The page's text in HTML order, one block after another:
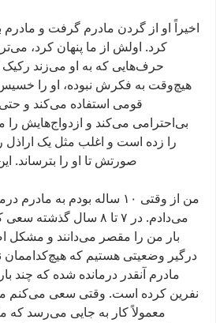
اخیراً او از گردن مادرم گرفت و مادرم
کرد. اولش از ما پنهان کرد،
حرف‌هایی که به او می‌زند رکیک
هیچ‌وقت به فکرش نبوده، او را
قومی استفاده می‌کند و حتی
بی‌احترامی می‌کند و ازدواج‌هایش را
را زده است و اغلب مثل یک اراذل
صورتش تا او را بترساند.
من از وقتی ۱۰ ساله بودم به مادرم
می‌دادم. در ۷تا ۸ سال گذشته سعی
بار من را مقصر می‌دانند و مشکل
درگیر وضعیتی هستیم که هیچ‌کداممان
مادرم آنقدر درمانده شده که چند بار
نفرین کرده است. وقتی سعی می‌کنم
معمولاًکار به جایی می‌رسد که